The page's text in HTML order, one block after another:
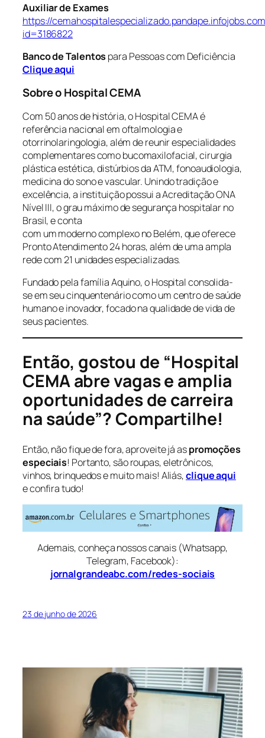
Auxiliar de Exames
https://
id=3186822
Banco de Talentos para Pessoas com Deficiência
Clique aqui
Sobre o Hospital CEMA
Com 50 anos de história, o Hospital CEMA é
referência nacional em oftalmologia e
otorrinolaringologia, além de reunir especialidades
complementares como bucomaxilofacial, cirurgia
plástica estética, distúrbios da ATM, fonoaudiologia,
medicina do sono e vascular. Unindo tradição e
excelência, a instituição possui a Acreditação ONA
Nível III, o grau máximo de segurança hospitalar no
Brasil, e conta
com um moderno complexo no Belém, que oferece
Pronto Atendimento 24 horas, além de uma ampla
rede com 21 unidades especializadas.
Fundado pela família Aquino, o Hospital consolida-
se em seu cinquentenário como um centro de saúde
humano e inovador, focado na qualidade de vida de
seus pacientes.
Então, gostou de “Hospital
CEMA abre vagas e amplia
oportunidades de carreira
na saúde”? Compartilhe!
Então, não fique de fora, aproveite já aspromoções
especiais! Portanto, são roupas, eletrônicos,
vinhos, brinquedos e muito mais! Aliás,clique aqui
e confira tudo!
Ademais, conheça nossos canais (Whatsapp,
Telegram, Facebook):
jornalgrandeabc.com/redes-sociais
23 de junho de 2026